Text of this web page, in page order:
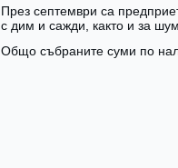
През септември са
с дим и сажди, както и за
Общо събраните суми по